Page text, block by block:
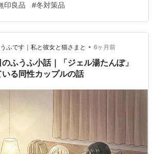
、「りぼん」さんから湯たんぽい～よぉ
待ちの間にモールをうろついてると無印
ろっと覗いてみるとあったもので購入し
れでなんとか 非情な寒さの三日間を乗り
たひとつ冬対策品が増えたのでありま
寝タイムで…
印良品 #冬対策品
ふです｜私と彼女と猫さまと • 6ヶ月前
のふうふ小話｜「ジェル湯たんぽ」
る同性カップルの話